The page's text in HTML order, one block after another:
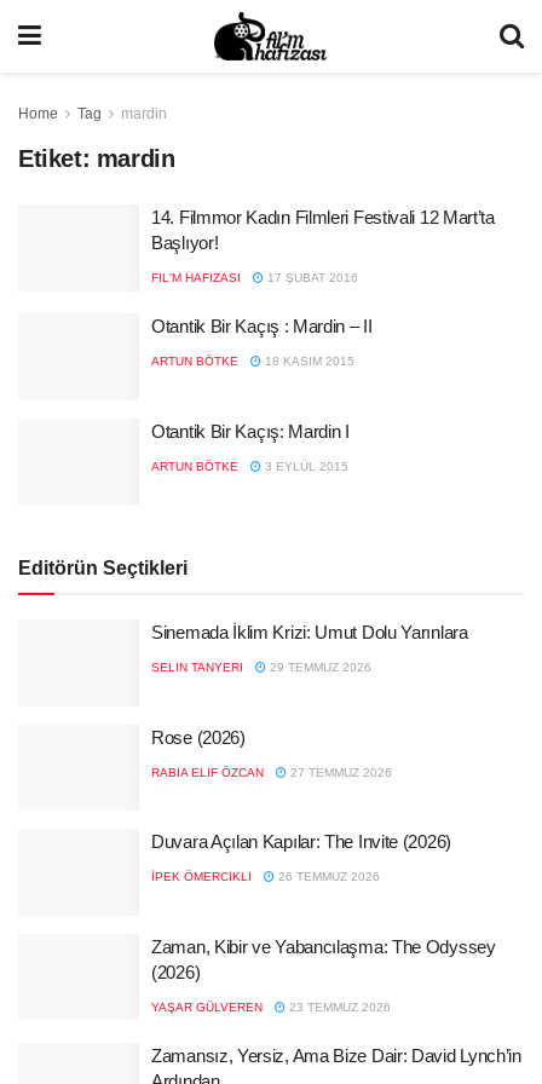
Home Tag mardin
Etiket: mardin
14. Filmmor Kadın Filmleri Festivali 12 Mart’ta
Başlıyor!
FIL'M HAFIZASI 17 ŞUBAT 2016
Otantik Bir Kaçış : Mardin – II
ARTUN BÖTKE 18 KASIM 2015
Otantik Bir Kaçış: Mardin I
ARTUN BÖTKE 3 EYLÜL 2015
Editörün Seçtikleri
Sinemada İklim Krizi: Umut Dolu Yarınlara
SELIN TANYERI 29 TEMMUZ 2026
Rose (2026)
RABIA ELIF ÖZCAN 27 TEMMUZ 2026
Duvara Açılan Kapılar: The Invite (2026)
İPEK ÖMERCIKLI 26 TEMMUZ 2026
Zaman, Kibir ve Yabancılaşma: The Odyssey
(2026)
YAŞAR GÜLVEREN 23 TEMMUZ 2026
Zamansız, Yersiz, Ama Bize Dair: David Lynch’in